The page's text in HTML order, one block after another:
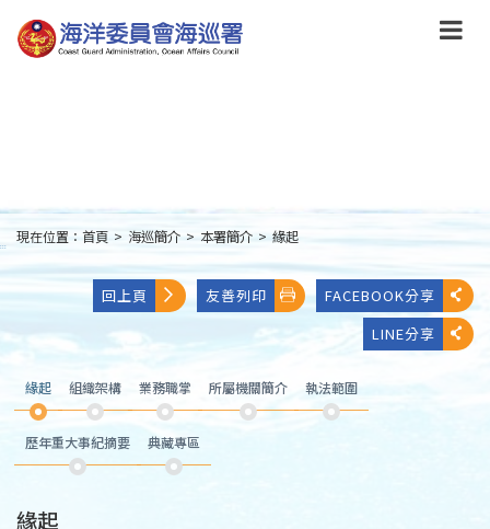
到
主
:::
現在位置： 首頁 > 海巡簡介 > 本署簡介 > 緣起
回上頁 友善列印
FACEBOOK分享
LINE分享
緣起 組織架構 業務職掌 所屬機關簡介 執法範圍
歷年重大事紀摘要 典藏專區
緣起